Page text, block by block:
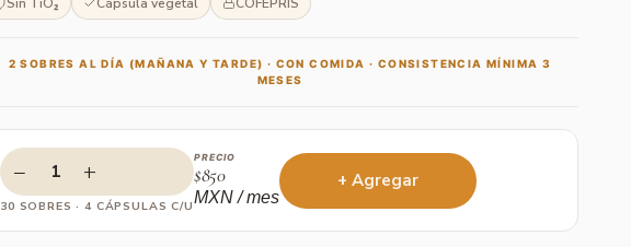
2 SOBRES AL DÍA (MAÑANA Y TARDE) · CON COMIDA · CONSISTENCIA MÍNIMA 3
MESES
− 1 +
30 SOBRES · 4 CÁPSULAS C/U
PRECIO
$850
MXN / mes
+ Agregar